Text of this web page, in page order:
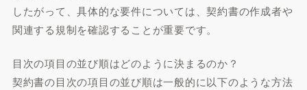
したがって、具体的な要件については、契約書の作成者や
関連する規制を確認することが重要です。
目次の項目の並び順はどのように決まるのか？
契約書の目次の項目の並び順は一般的に以下のような方法